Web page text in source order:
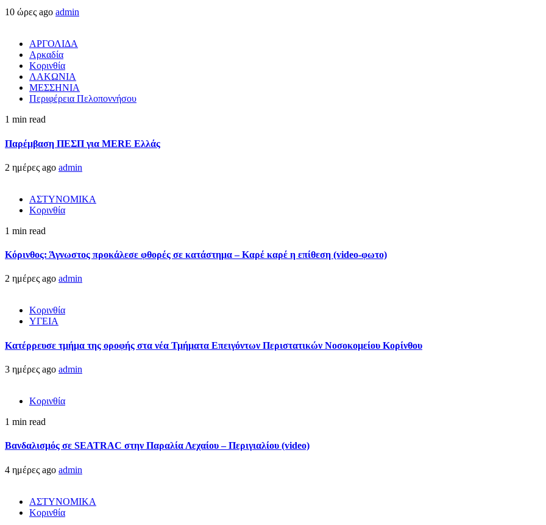
10 ώρες ago admin
ΑΡΓΟΛΙΔΑ
Αρκαδία
Κορινθία
ΛΑΚΩΝΙΑ
ΜΕΣΣΗΝΙΑ
Περιφέρεια Πελοποννήσου
1 min read
Παρέμβαση ΠΕΣΠ για MERE Ελλάς
2 ημέρες ago admin
ΑΣΤΥΝΟΜΙΚΑ
Κορινθία
1 min read
Κόρινθος: Άγνωστος προκάλεσε φθορές σε κατάστημα – Καρέ καρέ η επίθεση (video-φωτο)
2 ημέρες ago admin
Κορινθία
ΥΓΕΙΑ
Kατέρρευσε τμήμα της οροφής στα νέα Τμήματα Επειγόντων Περιστατικών Νοσοκομείου Κορίνθου
3 ημέρες ago admin
Κορινθία
1 min read
Βανδαλισμός σε SEATRAC στην Παραλία Λεχαίου – Περιγιαλίου (video)
4 ημέρες ago admin
ΑΣΤΥΝΟΜΙΚΑ
Κορινθία